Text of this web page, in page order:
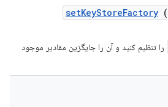
setKeyStoreFactory (
را تنظیم کنید و آن را جایگزین مقادیر موجود